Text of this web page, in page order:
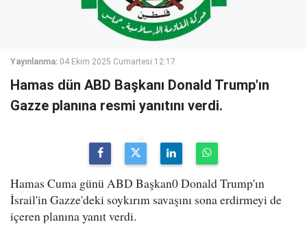
Yayınlanma: 04 Ekim 2025 Cumartesi 12:17
Hamas dün ABD Başkanı Donald Trump'ın
Gazze planına resmi yanıtını verdi.
Hamas Cuma günü ABD Başkan0 Donald Trump'ın
İsrail'in Gazze'deki soykırım savaşını sona erdirmeyi de
içeren planına yanıt verdi.